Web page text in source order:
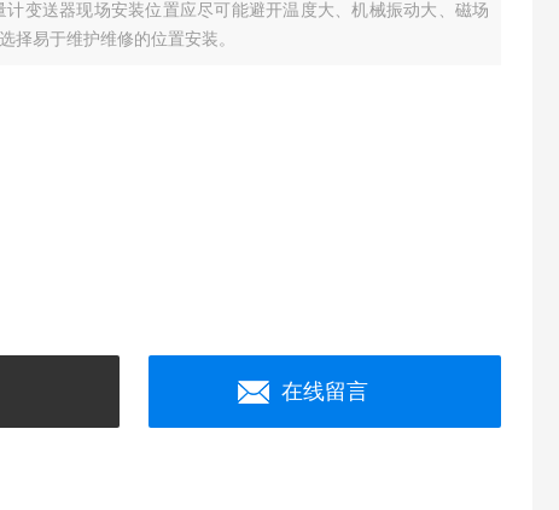
变送器现场安装位置应尽可能避开温度大、机械振动大、磁场
择易于维护维修的位置安装。
在线留言